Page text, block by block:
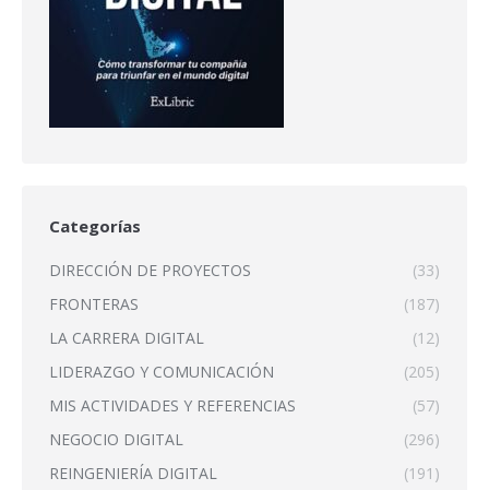
Categorías
DIRECCIÓN DE PROYECTOS
(33)
FRONTERAS
(187)
LA CARRERA DIGITAL
(12)
LIDERAZGO Y COMUNICACIÓN
(205)
MIS ACTIVIDADES Y REFERENCIAS
(57)
NEGOCIO DIGITAL
(296)
REINGENIERÍA DIGITAL
(191)